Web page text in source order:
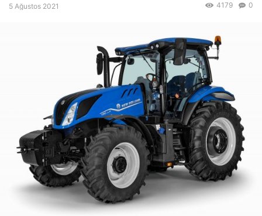
5 Ağustos 2021 0
4179